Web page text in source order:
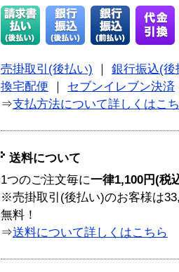
売掛取引(後払い)
銀行振込(後
換宅配便
セブンイレブン決済
⇒支払方法について詳しくはこ
送料について
1つのご注文毎に一律1,100円(税
※売掛取引(後払い)のお客様は
無料！
⇒送料について詳しくはこちら